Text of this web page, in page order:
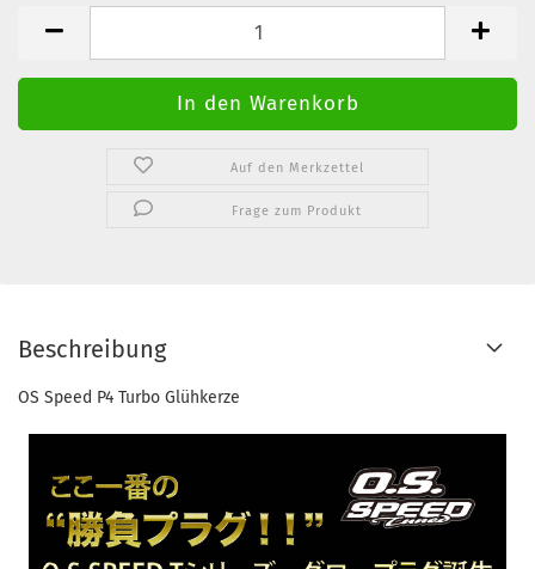
Auf den Merkzettel
Frage zum Produkt
Beschreibung
OS Speed P4 Turbo Glühkerze